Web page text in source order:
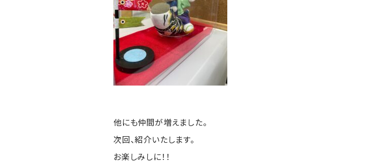
他にも仲間が増えました。
次回、紹介いたします。
お楽しみしに！！